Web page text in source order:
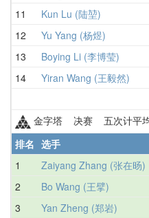
11 Kun Lu (陆堃)
12 Yu Yang (杨煜)
13 Boying Li (李博莹)
14 Yiran Wang (王毅然)
金字塔 决赛 五次计平
排名 选手
1
Zaiyang Zhang (张在旸)
2 Bo Wang (王擘)
3 Yan Zheng (郑岩)